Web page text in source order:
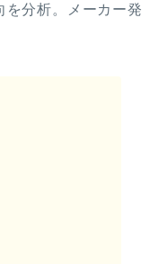
を分析。メーカー発